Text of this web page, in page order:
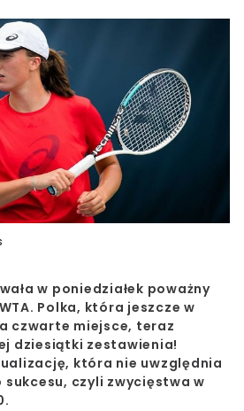
w poniedziałek poważny
Polka, która jeszcze w
czwarte miejsce, teraz
dziesiątki zestawienia!
która nie uwzględnia
sukcesu, czyli zwycięstwa w